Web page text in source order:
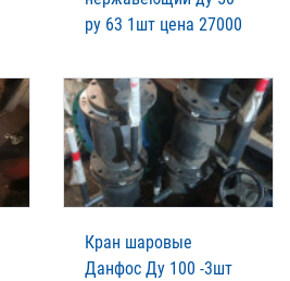
ру 63 1шт цена 27000
Кран шаровые
Данфос Ду 100 -3шт